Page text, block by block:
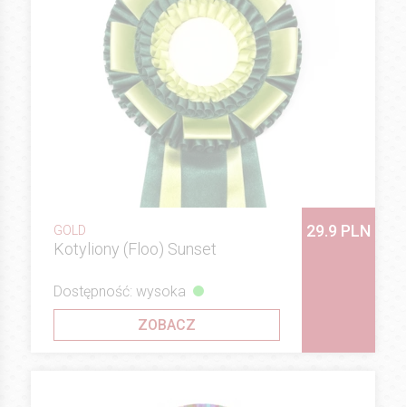
GOLD
Kotyliony (Floo) Sunset
29.9 PLN
Dostępność: wysoka
ZOBACZ